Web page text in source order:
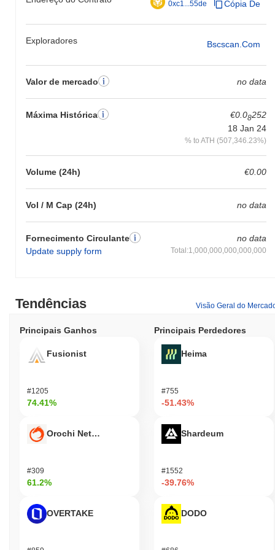
0xc1...55de Cópia De
Exploradores Bscscan.com
Valor de mercado no data
Máxima Histórica €0.08252
18 Jan 24
% to ATH (507,346.23%)
Volume (24h) €0.00
Vol / M Cap (24h) no data
Fornecimento Circulante
Update supply form
no data
Total:1,000,000,000,000,000
relação ao momentum do mercado mais amplo.
Tendências Visão Geral do
Principais Ganhos
Fusionist
#1205
74.41%
Orochi Network
#309
61.2%
OVERTAKE
Principais Perdedores
Heima
#755
-51.43%
Shardeum
#1552
-39.76%
DODO